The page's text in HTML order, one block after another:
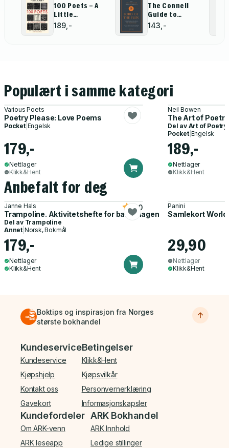
100 Poets – A
Little
Anthology
189,-
The Connell
Guide to
William
Golding's Lord
143,-
Populært i samme kategori
Various Poets
Poetry Please: Love Poems
Pocket| Engelsk
179,-
Nettlager
Klikk&Hent
Neil Bowen
The Art of Poetry
Del av Art of Poetry
Pocket| Engelsk
189,-
Nettlager
Klikk&Hent
Anbefalt for deg
Janne Hals
Trampoline. Aktivitetshefte for barnehagen
5.0
Del av Trampoline
Annet Norsk, Bokmål
179,-
Nettlager
Klikk&Hent
Panini
Samlekort
29,90
Nettlager
Klikk&Hent
Boktips og inspirasjon fra Norges
største bokhandel
Bunnmeny
Kundeservice
Kundeservice
Kjøpshjelp
Kontakt oss
Gavekort
Betingelser
Klikk&Hent
Kjøpsvilkår
Personvernerklæring
Informasjonskapsler
Kundefordeler
Om ARK-venn
ARK leseapp
ARK Bokhandel
ARK Innhold
Ledige stillinger